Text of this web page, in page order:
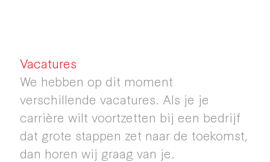
Vacatures
We hebben op dit moment
verschillende vacatures. Als je je
carrière wilt voortzetten bij een bedrijf
dat grote stappen zet naar de toekomst,
dan horen wij graag van je.